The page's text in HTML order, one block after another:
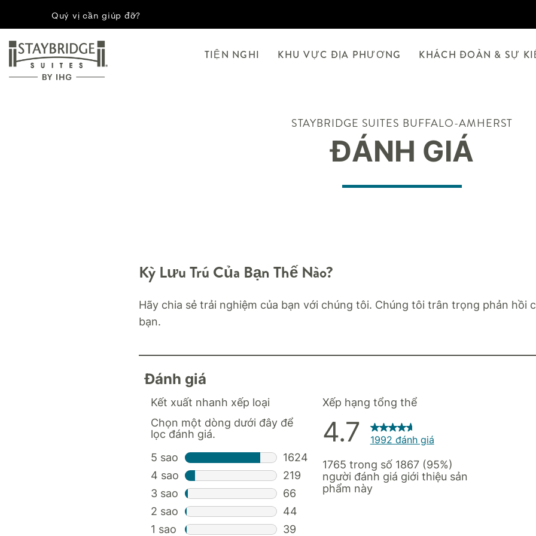
Quý vị cần giúp đỡ?
TIỆN NGHI KHU VỰC ĐỊA PHƯƠNG KHÁCH ĐOÀN & SỰ
STAYBRIDGE SUITES BUFFALO-AMHERST
ĐÁNH GIÁ
Kỳ Lưu Trú Của Bạn Thế Nào?
Hãy chia sẻ trải nghiệm của bạn với chúng tôi. Chúng tôi trân trọng phản hồi
bạn.